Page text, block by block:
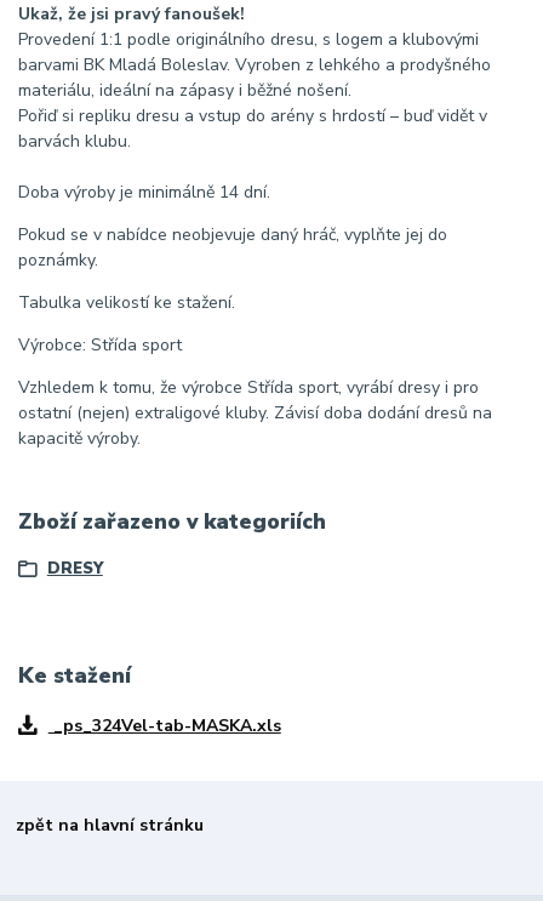
Ukaž, že jsi pravý fanoušek!
Provedení 1:1 podle originálního dresu, s logem a klubovými
barvami BK Mladá Boleslav. Vyroben z lehkého a prodyšného
materiálu, ideální na zápasy i běžné nošení.
Pořiď si repliku dresu a vstup do arény s hrdostí – buď vidět v
barvách klubu.
Doba výroby je minimálně 14 dní.
Pokud se v nabídce neobjevuje daný hráč, vyplňte jej do
poznámky.
Tabulka velikostí ke stažení.
Výrobce: Střída sport
Vzhledem k tomu, že výrobce Střída sport, vyrábí dresy i pro
ostatní (nejen) extraligové kluby. Závisí doba dodání dresů na
kapacitě výroby.
Zboží zařazeno v kategoriích
DRESY
Ke stažení
_ps_324Vel-tab-MASKA.xls
zpět na hlavní stránku